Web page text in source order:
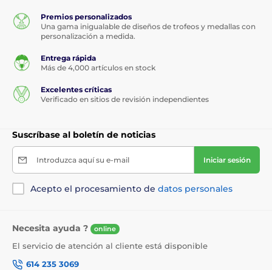
Premios personalizados
Una gama inigualable de diseños de trofeos y medallas con
personalización a medida.
Entrega rápida
Más de 4,000 artículos en stock
Excelentes críticas
Verificado en sitios de revisión independientes
Suscríbase al boletín de noticias
Introduzca aquí su e-mail Iniciar sesión
Acepto el procesamiento de datos personales
Necesita ayuda ? online
El servicio de atención al cliente está disponible
614 235 3069